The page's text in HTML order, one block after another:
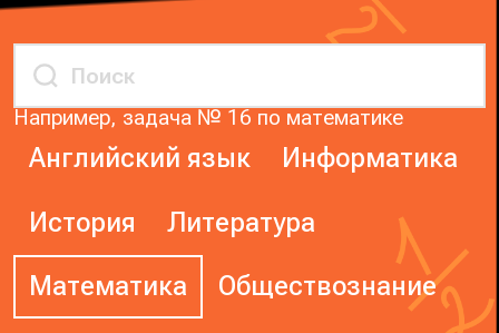
Например, задача № 16 по математике
Английский язык Информатика
История Литература
Математика Обществознание